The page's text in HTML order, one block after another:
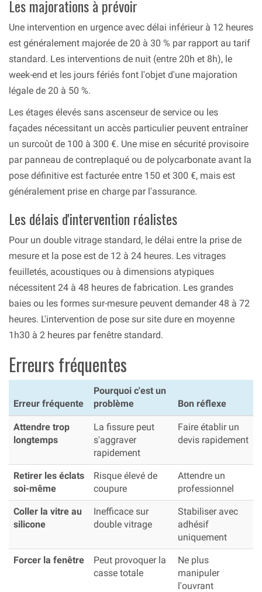
Les majorations à prévoir
Une intervention en urgence avec délai inférieur à 12 heures
est généralement majorée de 20 à 30 % par rapport au tarif
standard. Les interventions de nuit (entre 20h et 8h), le
week-end et les jours fériés font l'objet d'une majoration
légale de 20 à 50 %.
Les étages élevés sans ascenseur de service ou les
façades nécessitant un accès particulier peuvent entraîner
un surcoût de 100 à 300 €. Une mise en sécurité provisoire
par panneau de contreplaqué ou de polycarbonate avant la
pose définitive est facturée entre 150 et 300 €, mais est
généralement prise en charge par l'assurance.
Les délais d'intervention réalistes
Pour un double vitrage standard, le délai entre la prise de
mesure et la pose est de 12 à 24 heures. Les vitrages
feuilletés, acoustiques ou à dimensions atypiques
nécessitent 24 à 48 heures de fabrication. Les grandes
baies ou les formes sur-mesure peuvent demander 48 à 72
heures. L'intervention de pose sur site dure en moyenne
1h30 à 2 heures par fenêtre standard.
Erreurs fréquentes
Erreur fréquente
Pourquoi c'est un
problème
Bon réflexe
Attendre trop
longtemps
La fissure peut
s'aggraver
rapidement
Faire établir un
devis rapidement
Retirer les éclats
soi-même
Risque élevé de
coupure
Attendre un
professionnel
Coller la vitre au
silicone
Inefficace sur
double vitrage
Stabiliser avec
adhésif
uniquement
Forcer la fenêtre
Peut provoquer la
casse totale
Ne plus
manipuler
l'ouvrant